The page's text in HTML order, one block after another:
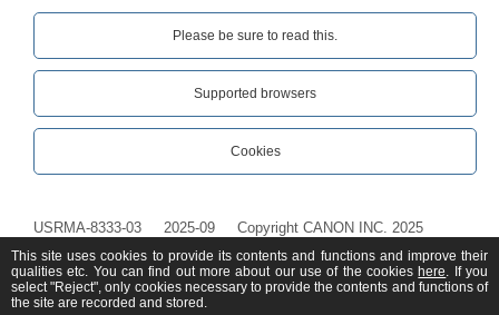
Please be sure to read this.‎
Supported browsers
Cookies
USRMA-8333-03 2025-09 Copyright CANON INC. 2025
This site uses cookies to provide its contents and functions and improve their
qualities etc. You can find out more about our use of the cookies here. If you
select "Reject", only cookies necessary to provide the contents and functions of
the site are recorded and stored.